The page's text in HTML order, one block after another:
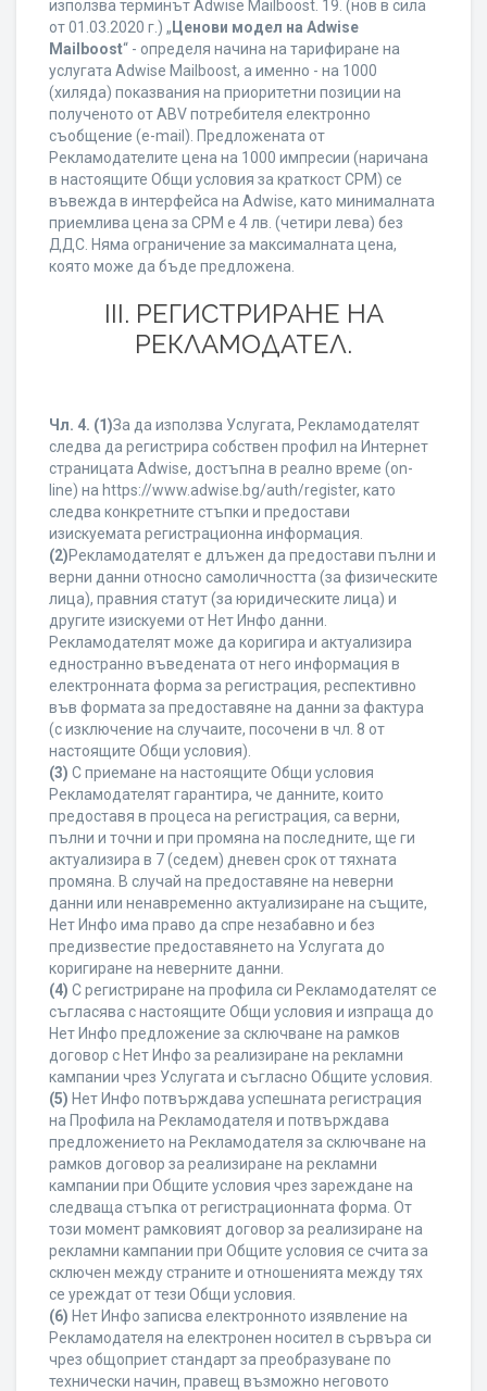
използва терминът Adwise Mailboost. 19. (нов в сила
от 01.03.2020 г.) „ Ценови модел на Adwise
Mailboost“ - определя начина на тарифиране на
услугата Adwise Mailboost, а именно - на 1000
(хиляда) показвания на приоритетни позиции на
полученото от ABV потребителя електронно
съобщение (e-mail). Предложената от
Рекламодателите цена на 1000 импресии (наричана
в настоящите Общи условия за краткост CPM) се
въвежда в интерфейса на Adwise, като минималната
приемлива цена за CPM е 4 лв. (четири лева) без
ДДС. Няма ограничение за максималната цена,
която може да бъде предложена.
ІІІ. РЕГИСТРИРАНЕ НА
РЕКЛАМОДАТЕЛ.
Чл. 4. (1)За да използва Услугата, Рекламодателят
следва да регистрира собствен профил на Интернет
страницата Adwise, достъпна в реално време (on-
line) на https://www.adwise.bg/auth/register, като
следва конкретните стъпки и предостави
изискуемата регистрационна информация.
(2)Рекламодателят е длъжен да предостави пълни и
верни данни относно самоличността (за физическите
лица), правния статут (за юридическите лица) и
другите изискуеми от Нет Инфо данни.
Рекламодателят може да коригира и актуализира
едностранно въведената от него информация в
електронната форма за регистрация, респективно
във формата за предоставяне на данни за фактура
(с изключение на случаите, посочени в чл. 8 от
настоящите Общи условия).
(3) С приемане на настоящите Общи условия
Рекламодателят гарантира, че данните, които
предоставя в процеса на регистрация, са верни,
пълни и точни и при промяна на последните, ще ги
актуализира в 7 (седем) дневен срок от тяхната
промяна. В случай на предоставяне на неверни
данни или ненавременно актуализиране на същите,
Нет Инфо има право да спре незабавно и без
предизвестие предоставянето на Услугата до
коригиране на неверните данни.
(4) С регистриране на профила си Рекламодателят се
съгласява с настоящите Общи условия и изпраща до
Нет Инфо предложение за сключване на рамков
договор с Нет Инфо за реализиране на рекламни
кампании чрез Услугата и съгласно Общите условия.
(5) Нет Инфо потвърждава успешната регистрация
на Профила на Рекламодателя и потвърждава
предложението на Рекламодателя за сключване на
рамков договор за реализиране на рекламни
кампании при Общите условия чрез зареждане на
следваща стъпка от регистрационната форма. От
този момент рамковият договор за реализиране на
рекламни кампании при Общите условия се счита за
сключен между страните и отношенията между тях
се уреждат от тези Общи условия.
(6) Нет Инфо записва електронното изявление на
Рекламодателя на електронен носител в сървъра си
чрез общоприет стандарт за преобразуване по
технически начин, правещ възможно неговото